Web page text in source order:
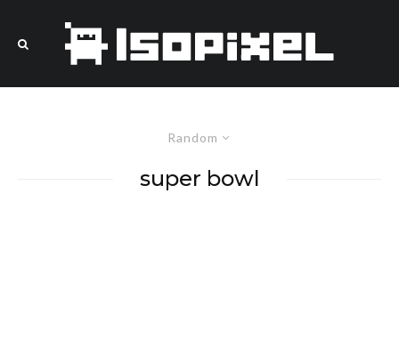
Random
super bowl